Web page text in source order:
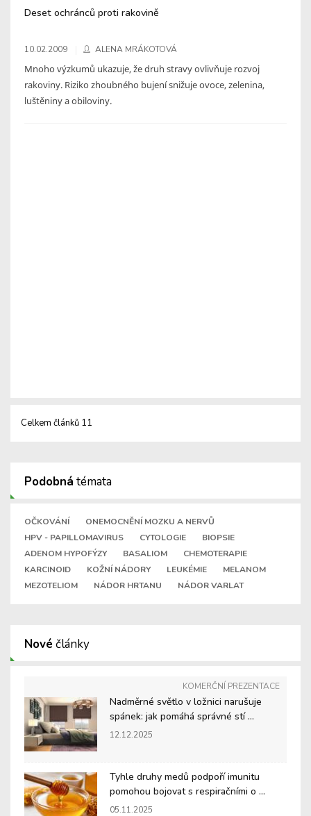
Deset ochránců proti rakovině
10.02.2009 ALENA MRÁKOTOVÁ
Mnoho výzkumů ukazuje, že druh stravy ovlivňuje rozvoj
rakoviny. Riziko zhoubného bujení snižuje ovoce, zelenina,
luštěniny a obiloviny.
Celkem článků 11
Podobná témata
OČKOVÁNÍ
ONEMOCNĚNÍ MOZKU A NERVŮ
HPV - PAPILLOMAVIRUS
CYTOLOGIE
BIOPSIE
ADENOM HYPOFÝZY
BASALIOM
CHEMOTERAPIE
KARCINOID
KOŽNÍ NÁDORY LEUKÉMIE
MELANOM
MEZOTELIOM
NÁDOR HRTANU NÁDOR VARLAT
Nové články
KOMERČNÍ PREZENTACE
Nadměrné světlo v ložnici narušuje
spánek: jak pomáhá správné stí ...
12.12.2025
Tyhle druhy medů podpoří imunitu
pomohou bojovat s respiračními o ...
05.11.2025